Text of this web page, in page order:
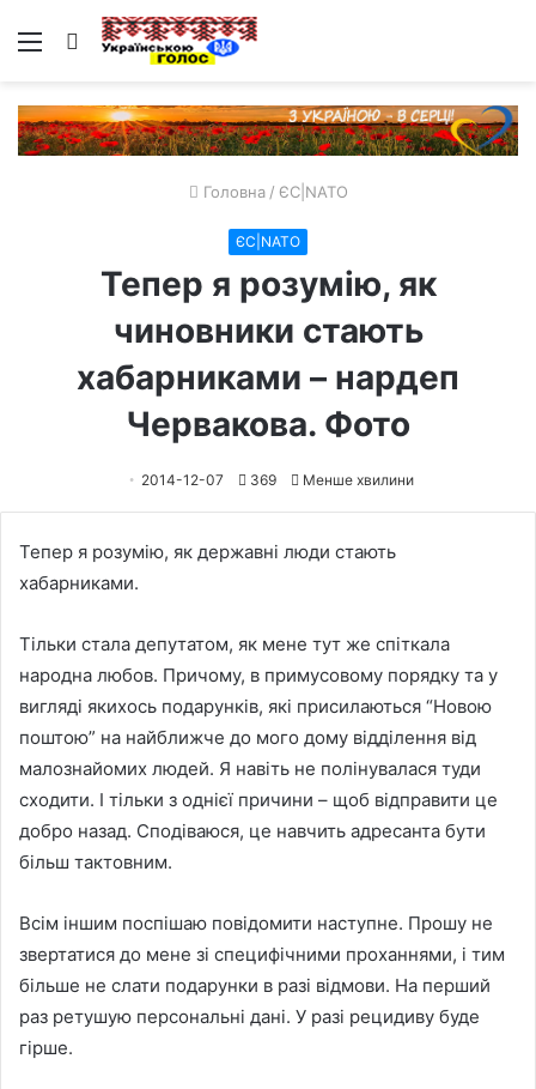
Меню Пошук
Головна / ЄС|NATO
ЄС|NATO
Тепер я розумію, як
чиновники стають
хабарниками – нардеп
Червакова. Фото
2014-12-07 369 Менше хвилини
Тепер я розумію, як державні люди стають
хабарниками.
Тільки стала депутатом, як мене тут же спіткала
народна любов. Причому, в примусовому порядку та у
вигляді якихось подарунків, які присилаються “Новою
поштою” на найближче до мого дому відділення від
малознайомих людей. Я навіть не полінувалася туди
сходити. І тільки з однієї причини – щоб відправити це
добро назад. Сподіваюся, це навчить адресанта бути
більш тактовним.
Всім іншим поспішаю повідомити наступне. Прошу не
звертатися до мене зі специфічними проханнями, і тим
більше не слати подарунки в разі відмови. На перший
раз ретушую персональні дані. У разі рецидиву буде
гірше.